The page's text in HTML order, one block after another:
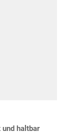
und haltbar